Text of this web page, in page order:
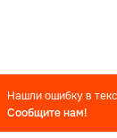
Нашли ошибку в
Сообщите нам!